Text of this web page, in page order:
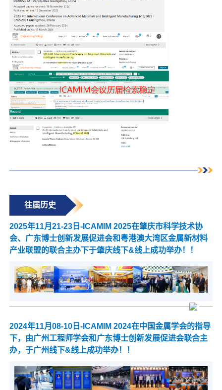
往届历史
2025年11月21-23日-ICAMIM 2025在肇庆市科学技术协
会、广东博士创新发展促进会和粤港澳大湾区金属新材料
产业联盟的联合主办下于肇庆线下&线上成功举办！！
2024年11月08-10日-ICAMIM 2024在中国金属学会的指导
下，由广州工程师学会和广东博士创新发展促进会联合主
办，于广州线下&线上成功举办！！